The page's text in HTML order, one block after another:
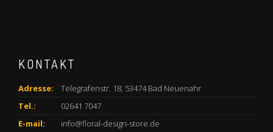
KONTAKT
Adresse:
Telegrafenstr. 18, 53474 Bad Neuenahr
Tel.:
02641 7047
E-mail:
info@floral-design-store.de